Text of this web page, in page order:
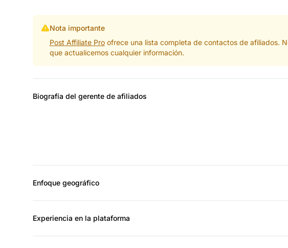
Nota importante
Post Affiliate Proofrece una lista completa de contactos de afiliados.
que actualicemos cualquier información.
Biografía del gerente de afiliados
Enfoque geográfico
Experiencia en la plataforma